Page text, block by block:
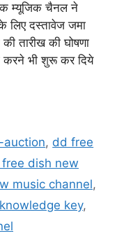
म्यूजिक चैनल ने
लिए दस्तावेज जमा
तारीख की घोषणा
भी शुरू कर दिये
, dd free
dish new
music channel,
knowledge key,